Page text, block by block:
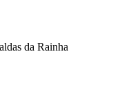
da Rainha